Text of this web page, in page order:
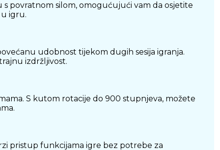
povratnom silom, omogućujući vam da osjetite
igru.
udobnost tijekom dugih sesija igranja.
izdržljivost.
S kutom rotacije do 900 stupnjeva, možete
pristup funkcijama igre bez potrebe za